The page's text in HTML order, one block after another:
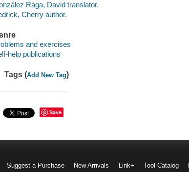
Raga, David translator.
Cherry author.
and exercises
help publications
Tags (Add New Tag)
Save
Suggest a Purchase New Arrivals Link+ Tool Catalog